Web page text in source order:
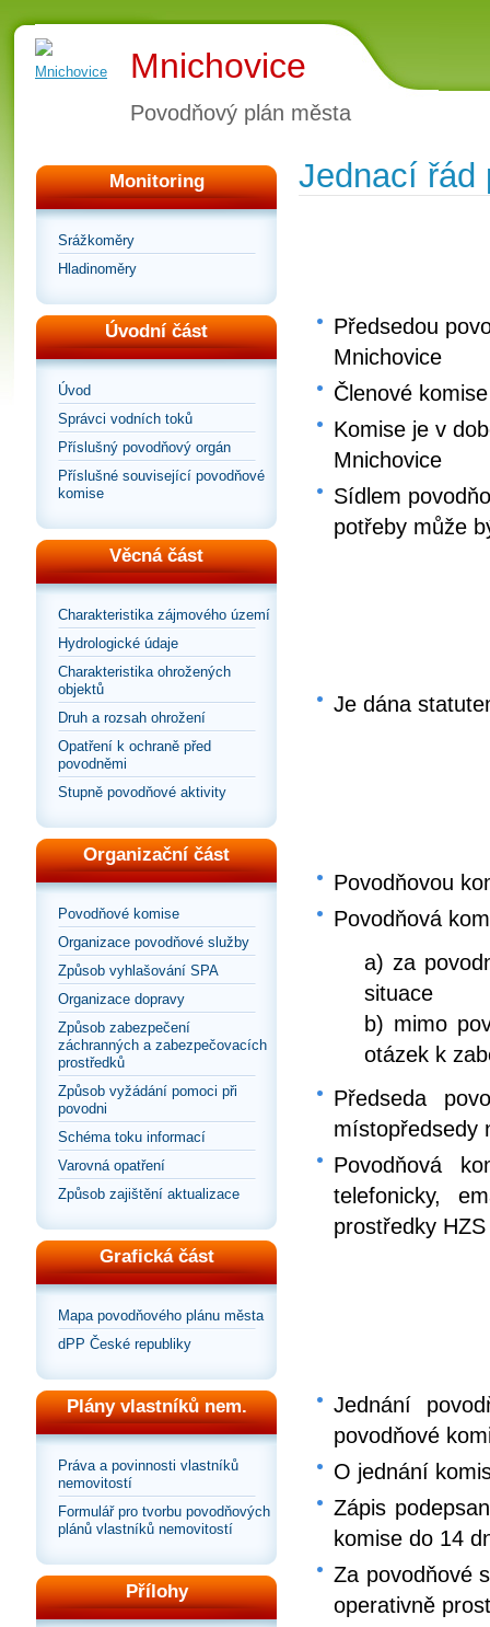
Mnichovice
Povodňový plán města
Monitoring
Srážkoměry
Hladinoměry
Úvodní část
Úvod
Správci vodních toků
Příslušný povodňový orgán
Příslušné související povodňové
komise
Věcná část
Charakteristika zájmového území
Hydrologické údaje
Charakteristika ohrožených
objektů
Druh a rozsah ohrožení
Opatření k ochraně před
povodněmi
Stupně povodňové aktivity
Organizační část
Povodňové komise
Organizace povodňové služby
Způsob vyhlašování SPA
Organizace dopravy
Způsob zabezpečení
záchranných a zabezpečovacích
prostředků
Způsob vyžádání pomoci při
povodni
Schéma toku informací
Varovná opatření
Způsob zajištění aktualizace
Grafická část
Mapa povodňového plánu města
dPP České republiky
Plány vlastníků nem.
Práva a povinnosti vlastníků
nemovitostí
Formulář pro tvorbu povodňových
plánů vlastníků nemovitostí
Přílohy
Jednací řád
Předsedou
Mnichovice
Členové
Komise je v
Mnichovice
Sídlem
potřeby může
Je dána
Povodňovou
Povodňová
a) za
situace
b) mimo
otázek k
Předseda
místopředsedy
Povodňová
telefonicky,
prostředky
Jednání
povodňové
O jednání
Zápis
komise do 14
Za povodňové
operativně